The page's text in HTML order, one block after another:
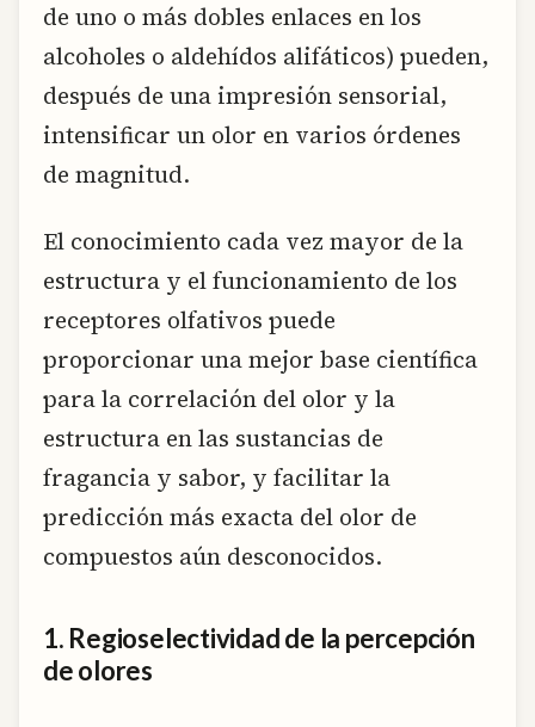
de uno o más dobles enlaces en los
alcoholes o aldehídos alifáticos) pueden,
después de una impresión sensorial,
intensificar un olor en varios órdenes
de magnitud.
El conocimiento cada vez mayor de la
estructura y el funcionamiento de los
receptores olfativos puede
proporcionar una mejor base científica
para la correlación del olor y la
estructura en las sustancias de
fragancia y sabor, y facilitar la
predicción más exacta del olor de
compuestos aún desconocidos.
1. Regioselectividad de la percepción
de olores